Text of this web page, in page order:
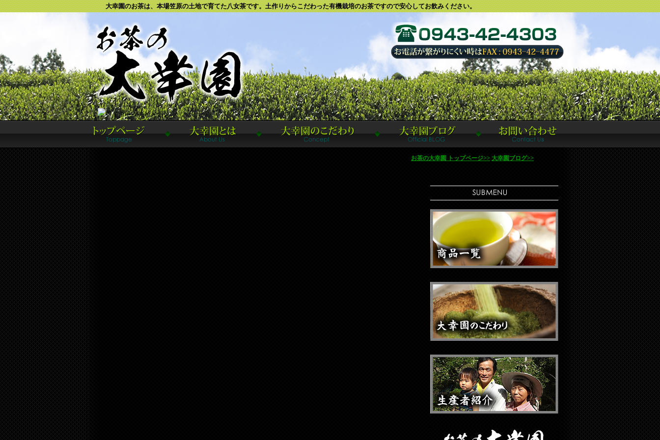
大幸園のお茶は、本場笠原の土地で育てた八女茶です。土作りからこだわった有機栽培のお茶ですので安心してお飲みください。
お茶の大幸園 トップページ>> 大幸園ブログ>>